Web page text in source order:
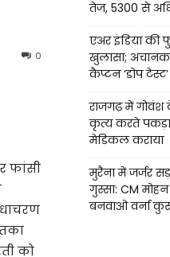
0
फांसी
को
तेज, 5300 से
एअर इंडिया की
खुलासा; अचानक
कैप्टन ‘डोप
राजगढ़ में गोवंश
कृत्य करते
मेडिकल कराया
मुरैना में जर्जर
गुस्सा: CM
बनवाओ वर्ना